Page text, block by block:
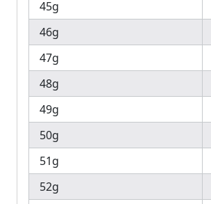
45g
46g
47g
48g
49g
50g
51g
52g